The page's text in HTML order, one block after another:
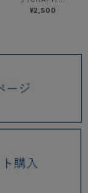
¥2,500